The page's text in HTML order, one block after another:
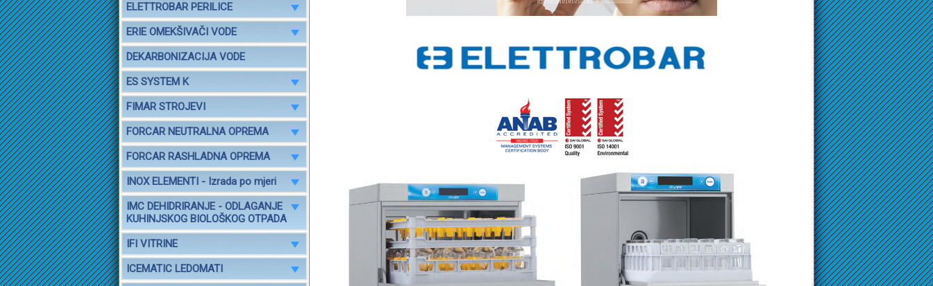
ELETTROBAR PERILICE
ERIE OMEKŠIVAČI VODE
DEKARBONIZACIJA VODE
ES SYSTEM K
FIMAR STROJEVI
FORCAR NEUTRALNA OPREMA
FORCAR RASHLADNA OPREMA
INOX ELEMENTI - Izrada po mjeri
IMC DEHIDRIRANJE - ODLAGANJE
KUHINJSKOG BIOLOŠKOG OTPADA
IFI VITRINE
ICEMATIC LEDOMATI